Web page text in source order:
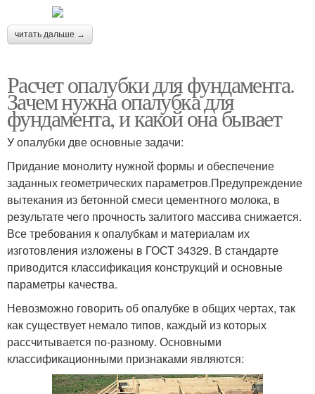
читать дальше →
Расчет опалубки для фундамента.
Зачем нужна опалубка для
фундамента, и какой она бывает
У опалубки две основные задачи:
Придание монолиту нужной формы и обеспечение
заданных геометрических параметров.Предупреждение
вытекания из бетонной смеси цементного молока, в
результате чего прочность залитого массива снижается.
Все требования к опалубкам и материалам их
изготовления изложены в ГОСТ 34329. В стандарте
приводится классификация конструкций и основные
параметры качества.
Невозможно говорить об опалубке в общих чертах, так
как существует немало типов, каждый из которых
рассчитывается по-разному. Основными
классификационными признаками являются: